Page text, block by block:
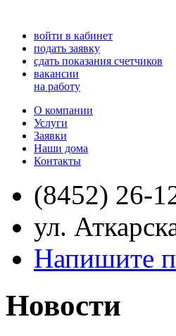
войти в кабинет
подать заявку
сдать показания счетчиков
вакансии
на работу
О компании
Услуги
Заявки
Наши дома
Контакты
(8452) 26-
ул.
Напишите
Новости